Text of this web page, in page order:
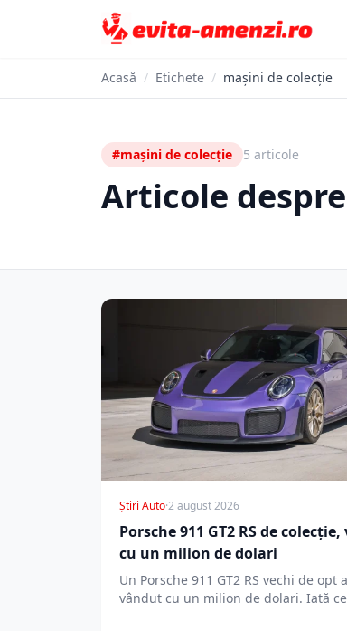
Acasă / Etichete / mașini de colecție
#mașini de colecție 5 articole
Articole
Știri Auto·2 august 2026
Porsche 911 GT2 RS de
cu un milion de dolari
Un Porsche 911 GT2 RS vechi de opt
vândut cu un milion de dolari. Iată